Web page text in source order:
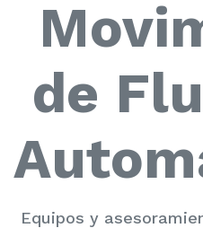
de
Equipos y